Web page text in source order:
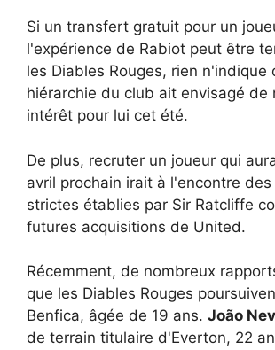
Si un transfert gratuit pour un
l'expérience de Rabiot peut être
les Diables Rouges, rien n'indique
hiérarchie du club ait envisagé de
intérêt pour lui cet été.
De plus, recruter un joueur qui
avril prochain irait à l'encontre des
strictes établies par Sir Ratcliffe
futures acquisitions de United.
Récemment, de nombreux
que les Diables Rouges
Benfica, âgée de 19 ans. João
de terrain titulaire d'Everton, 22